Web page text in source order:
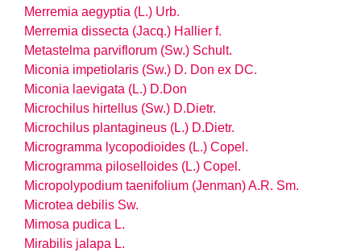
Merremia aegyptia (L.) Urb.
Merremia dissecta (Jacq.) Hallier f.
Metastelma parviflorum (Sw.) Schult.
Miconia impetiolaris (Sw.) D. Don ex DC.
Miconia laevigata (L.) D.Don
Microchilus hirtellus (Sw.) D.Dietr.
Microchilus plantagineus (L.) D.Dietr.
Microgramma lycopodioides (L.) Copel.
Microgramma piloselloides (L.) Copel.
Micropolypodium taenifolium (Jenman) A.R. Sm.
Microtea debilis Sw.
Mimosa pudica L.
Mirabilis jalapa L.